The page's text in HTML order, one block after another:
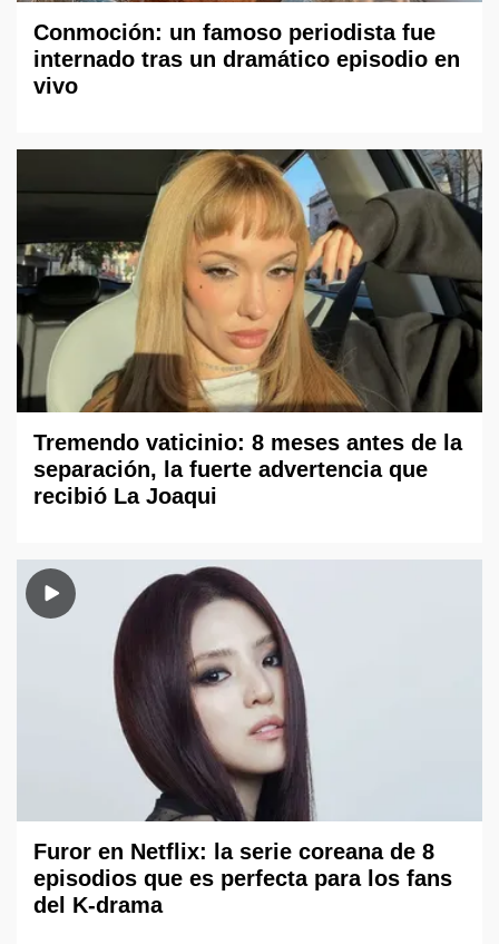
Conmoción: un famoso periodista fue
internado tras un dramático episodio en
vivo
Tremendo vaticinio: 8 meses antes de la
separación, la fuerte advertencia que
recibió La Joaqui
Furor en Netflix: la serie coreana de 8
episodios que es perfecta para los fans
del K-drama